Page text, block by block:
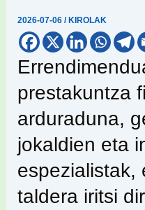
2026-07-06/ KIROLAK
prestakuntza
arduraduna,
jokaldien eta
espezialistak,
taldera iritsi